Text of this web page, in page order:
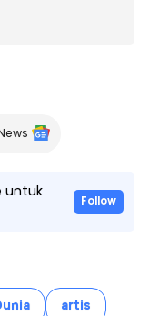
untuk
Follow
artis